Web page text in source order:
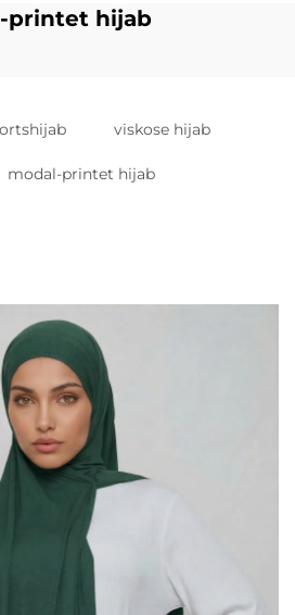
printet hijab
viskose hijab
modal-printet hijab